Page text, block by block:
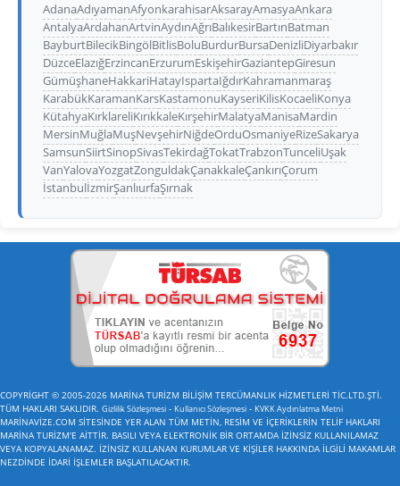
AdanaAdıyamanAfyonkarahisarAksarayAmasyaAnkara
AntalyaArdahanArtvinAydınAğrıBalıkesirBartınBatman
BayburtBilecikBingölBitlisBoluBurdurBursaDenizliDiyarbakır
DüzceElazığErzincanErzurumEskişehirGaziantepGiresun
GümüşhaneHakkariHatayIspartaIğdırKahramanmaraş
KarabükKaramanKarsKastamonuKayseriKilisKocaeliKonya
KütahyaKırklareliKırıkkaleKırşehirMalatyaManisaMardin
MersinMuğlaMuşNevşehirNiğdeOrduOsmaniyeRizeSakarya
SamsunSiirtSinopSivasTekirdağTokatTrabzonTunceliUşak
VanYalovaYozgatZonguldakÇanakkaleÇankırıÇorum
İstanbulİzmirŞanlıurfaŞırnak
COPYRİGHT © 2005-2026 MARİNA TURİZM BİLİŞİM TERCÜMANLIK HİZMETLERİ TİC.LTD.ŞTİ.
TÜM HAKLARI SAKLIDIR. Gizlilik Sözleşmesi - Kullanıcı Sözleşmesi - KVKK Aydınlatma Metni
MARİNAVİZE.COM SİTESİNDE YER ALAN TÜM METİN, RESİM VE İÇERİKLERİN TELİF HAKLARI
MARİNA TURİZM'E AİTTİR. BASILI VEYA ELEKTRONİK BİR ORTAMDA İZİNSİZ KULLANILAMAZ
VEYA KOPYALANAMAZ. İZİNSİZ KULLANAN KURUMLAR VE KİŞİLER HAKKINDA İLGİLİ MAKAMLAR
NEZDİNDE İDARİ İŞLEMLER BAŞLATILACAKTIR.